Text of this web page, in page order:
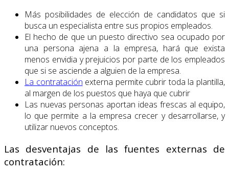
Más posibilidades de elección de candidatos que si
busca un especialista entre sus propios empleados.
El hecho de que un puesto directivo sea ocupado por
una persona ajena a la empresa, hará que exista
menos envidia y prejuicios por parte de los empleados
que si se asciende a alguien de la empresa.
La contratación externa permite cubrir toda la plantilla,
al margen de los puestos que haya que cubrir
Las nuevas personas aportan ideas frescas al equipo,
lo que permite a la empresa crecer y desarrollarse, y
utilizar nuevos conceptos.
Las desventajas de las fuentes externas de
contratación: